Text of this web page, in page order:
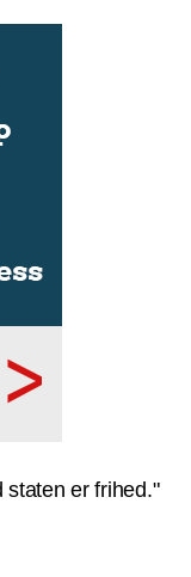
staten er frihed."